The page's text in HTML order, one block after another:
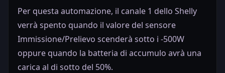
Per questa automazione, il canale 1 dello Shelly
verrà spento quando il valore del sensore
Immissione/Prelievo scenderà sotto i -500W
oppure quando la batteria di accumulo avrà una
carica al di sotto del 50%.